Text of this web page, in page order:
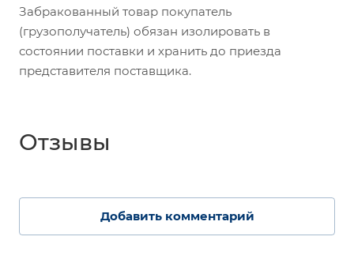
Забракованный товар покупатель
(грузополучатель) обязан изолировать в
состоянии поставки и хранить до приезда
представителя поставщика.
Отзывы
Добавить комментарий